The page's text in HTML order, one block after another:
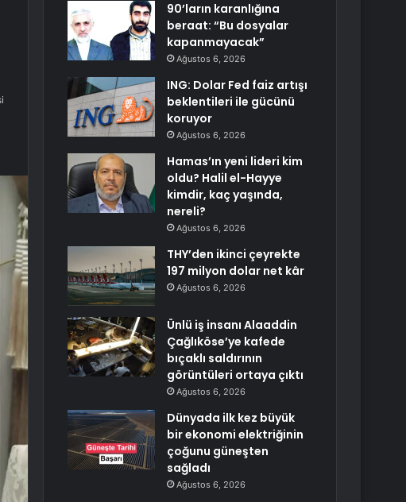
90’ların karanlığına
beraat: “Bu dosyalar
kapanmayacak”
Ağustos 6, 2026
ING: Dolar Fed faiz artışı
beklentileri ile gücünü
koruyor
Ağustos 6, 2026
Hamas’ın yeni lideri kim
oldu? Halil el-Hayye
kimdir, kaç yaşında,
nereli?
Ağustos 6, 2026
THY’den ikinci çeyrekte
197 milyon dolar net kâr
Ağustos 6, 2026
Ünlü iş insanı Alaaddin
Çağlıköse’ye kafede
bıçaklı saldırının
görüntüleri ortaya çıktı
Ağustos 6, 2026
Dünyada ilk kez büyük
bir ekonomi elektriğinin
çoğunu güneşten
sağladı
Ağustos 6, 2026